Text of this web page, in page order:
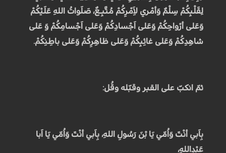
لِقَلْبِكُمْ سِلْمٌ وَأمْري لاَِمْرِكُمْ مُتَّبِـعٌ، صَلَواتُ اللهِ عَلَيْكُمْ
وَعَلى أرْواحِكُمْ وَعَلى اَجْسادِكُمْ وَعَلى اَجْسامِكُمْ وَ عَلى
شاهِدِكُمْ وَعَلى غائِبِكُمْ وَعَلى ظاهِرِكُمْ وَعَلى باطِنِكُمْ.
ثمّ انكبّ على القبر وقبّله وقُل:
بِاَبي أنْتَ وَاُمّي يَا بْنَ رَسُولِ اللهِ، بِاَبي أنْتَ وَاُمّي يَا اَبا
عَبْدِاللهِ،